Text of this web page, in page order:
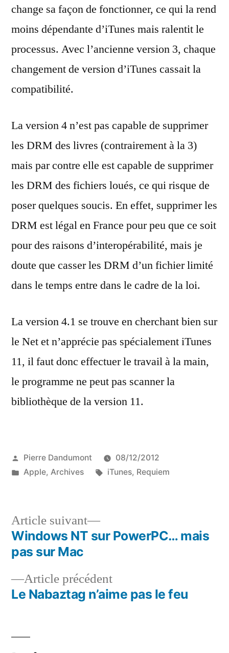
change sa façon de fonctionner, ce qui la rend
moins dépendante d’iTunes mais ralentit le
processus. Avec l’ancienne version 3, chaque
changement de version d’iTunes cassait la
compatibilité.
La version 4 n’est pas capable de supprimer
les DRM des livres (contrairement à la 3)
mais par contre elle est capable de supprimer
les DRM des fichiers loués, ce qui risque de
poser quelques soucis. En effet, supprimer les
DRM est légal en France pour peu que ce soit
pour des raisons d’interopérabilité, mais je
doute que casser les DRM d’un fichier limité
dans le temps entre dans le cadre de la loi.
La version 4.1 se trouve en cherchant bien sur
le Net et n’apprécie pas spécialement iTunes
11, il faut donc effectuer le travail à la main,
le programme ne peut pas scanner la
bibliothèque de la version 11.
Publié
par
Pierre Dandumont
08/12/2012
Publié
Apple, Archives Étiquettes :
iTunes, Requiem
Navigation
l’article
Article précédentArticle
précédent :
Le Nabaztag n’aime pas le feu
Article suivant
Article
suivant :
Windows NT sur PowerPC… mais
pas sur Mac